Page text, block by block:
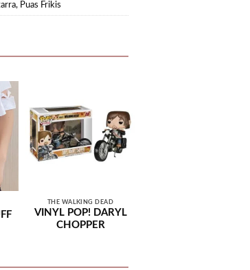
, Puas Frikis
THE WALKING DEAD
VINYL POP! DARYL
CHOPPER